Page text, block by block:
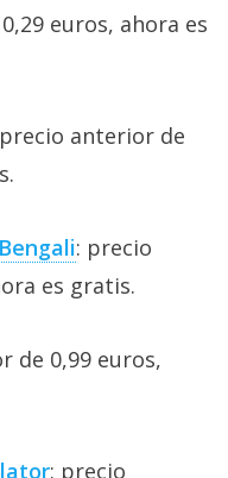
euros, ahora es
anterior de
: precio
es gratis.
de 0,99 euros,
: precio